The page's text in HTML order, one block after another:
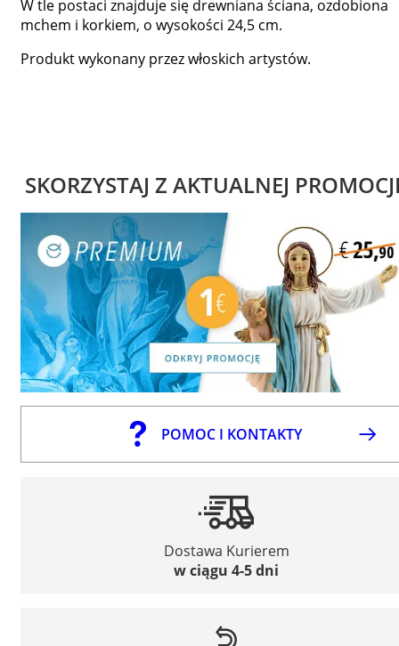
W tle postaci znajduje się drewniana ściana, ozdobiona
mchem i korkiem, o wysokości 24,5 cm.
Produkt wykonany przez włoskich artystów.
SKORZYSTAJ Z AKTUALNEJ
POMOC I KONTAKTY
Dostawa Kurierem
w ciągu 4-5 dni